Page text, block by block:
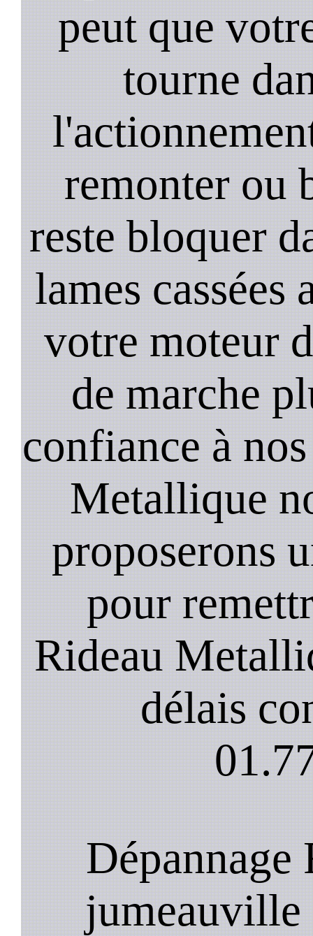
peut que
tourne
remonter ou
reste bloquer
lames cassées
votre moteur
de marche
confiance à
Metallique
proposerons
pour
Rideau
délais
jumeauville